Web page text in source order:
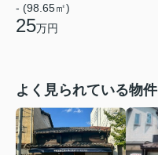
- (98.65㎡)
25万円
よく見られている物件